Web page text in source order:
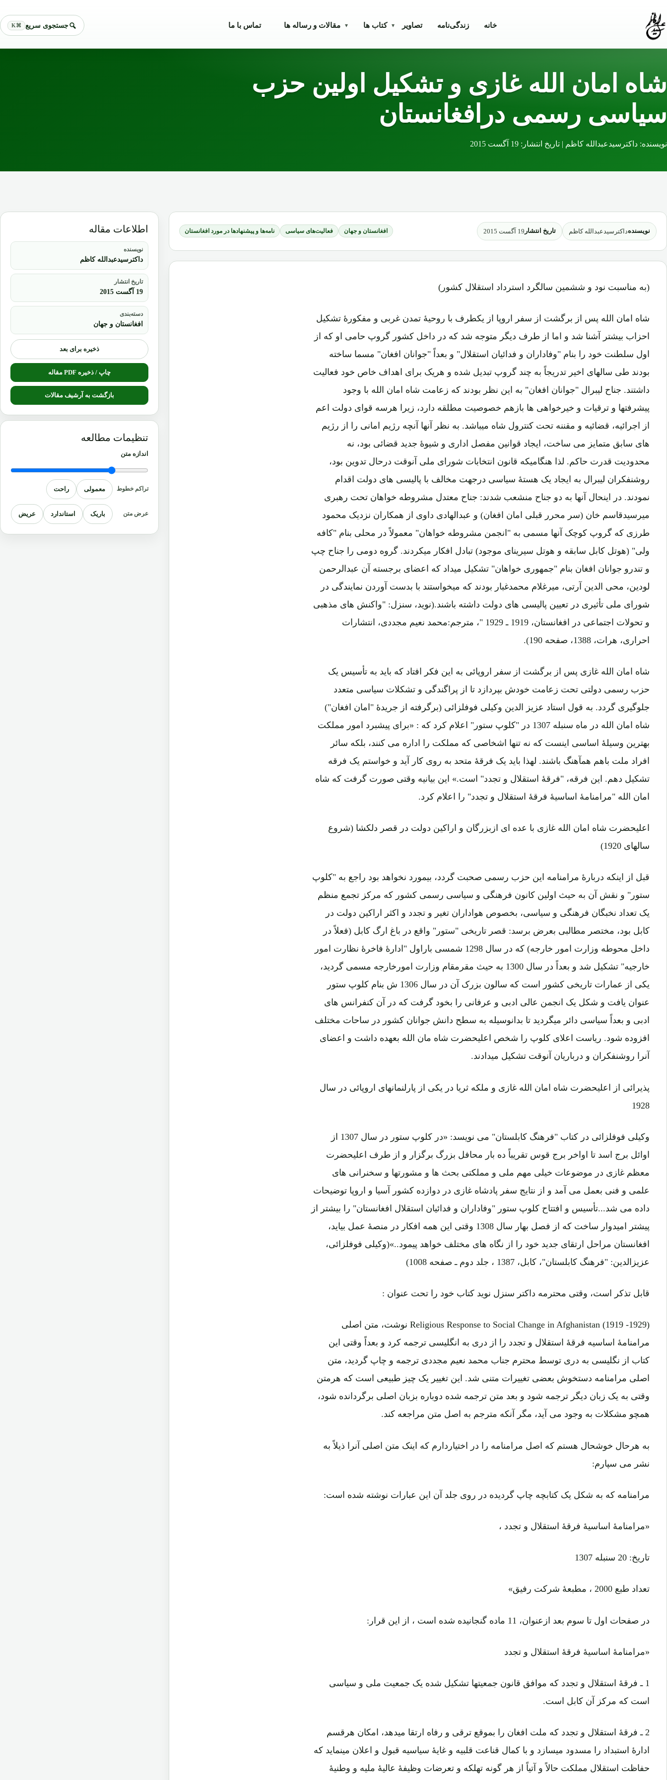
خانه زندگی‌نامه تصاویر کتاب ها ▾ مقالات و رساله ها ▾ تماس با ما جستجوی سریع ⌘K
شاه امان الله غازی و تشکیل اولین حزب
سیاسی رسمی درافغانستان
نویسنده: داکترسیدعبدالله کاظم | تاریخ انتشار: 19 آگست 2015
نویسندهداکترسیدعبدالله کاظم تاریخ انتشار 19 آگست 2015 افغانستان و جهان فعالیت‌های سیاسی نامه‌ها و پیشنهادها در مورد افغانستان
(به مناسبت نود و ششمین سالگرد استرداد استقلال کشور)
شاه امان الله پس از برگشت از سفر اروپا از یکطرف با روحیۀ تمدن غربی و مفکورۀ تشکیل
احزاب بیشتر آشنا شد و اما از طرف دیگر متوجه شد که در داخل کشور گروپ حامی او که از
اول سلطنت خود را بنام "وفاداران و فدائیان استقلال" و بعداً "جوانان افغان" مسما ساخته
بودند طی سالهای اخیر تدریجاً به چند گروپ تبدیل شده و هریک برای اهداف خاص خود فعالیت
داشتند. جناح لیبرال "جوانان افغان" به این نظر بودند که زعامت شاه امان الله با وجود
پیشرفتها و ترقیات و خیرخواهی ها بازهم خصوصیت مطلقه دارد، زیرا هرسه قوای دولت اعم
از اجرائیه، قضائیه و مقننه تحت کنترول شاه میباشد. به نظر آنها آنچه رژیم امانی را از رژیم
های سابق متمایز می ساخت، ایجاد قوانین مفصل اداری و شیوۀ جدید قضائی بود، نه
محدودیت قدرت حاکم. لذا هنگامیکه قانون انتخابات شورای ملی آنوقت درحال تدوین بود،
روشنفکران لیبرال به ایجاد یک هستۀ سیاسی درجهت مخالف با پالیسی های دولت اقدام
نمودند. در اینحال آنها به دو جناح منشعب شدند: جناح معتدل مشروطه خواهان تحت رهبری
میرسیدقاسم خان (سر محرر قبلی امان افغان) و عبدالهادی داوی از همکاران نزدیک محمود
طرزی که گروپ کوچک آنها مسمی به "انجمن مشروطه خواهان" معمولاً در محلی بنام "کافه
ولی" (هوتل کابل سابقه و هوتل سیرینای موجود) تبادل افکار میکردند. گروه دومی را جناح چپ
و تندرو جوانان افغان بنام "جمهوری خواهان" تشکیل میداد که اعضای برجسته آن عبدالرحمن
لودین، محی الدین آرتی، میرغلام محمدغبار بودند که میخواستند با بدست آوردن نمایندگی در
شورای ملی تأثیری در تعیین پالیسی های دولت داشته باشند.(نوید، سنزل: "واکنش های مذهبی
و تحولات اجتماعی در افغانستان، 1919 ـ 1929 "، مترجم:محمد نعیم مجددی، انتشارات
احراری، هرات، 1388، صفحه 190).
شاه امان الله غازی پس از برگشت از سفر اروپائی به این فکر افتاد که باید به تأسیس یک
حزب رسمی دولتی تحت زعامت خودش بپردازد تا از پراگندگی و تشکلات سیاسی متعدد
جلوگیری گردد. به قول استاد عزیز الدین وکیلی فوفلزائی (برگرفته از جریدۀ "امان افغان")
شاه امان الله در ماه سنبله 1307 در "کلوپ ستور" اعلام کرد که : «برای پیشبرد امور مملکت
بهترین وسیلۀ اساسی اینست که نه تنها اشخاصی که مملکت را اداره می کنند، بلکه سائر
افراد ملت باهم همآهنگ باشند. لهذا باید یک فرقۀ متحد به روی کار آید و خواستم یک فرقه
تشکیل دهم. این فرقه، "فرقۀ استقلال و تجدد" است.» این بیانیه وقتی صورت گرفت که شاه
امان الله "مرامنامۀ اساسیۀ فرقۀ استقلال و تجدد" را اعلام کرد.
اعلیحضرت شاه امان الله غازی با عده ای ازبزرگان و اراکین دولت در قصر دلکشا (شروع
سالهای 1920)
قبل از اینکه دربارۀ مرامنامه این حزب رسمی صحبت گردد، بیمورد نخواهد بود راجع به "کلوپ
ستور" و نقش آن به حیث اولین کانون فرهنگی و سیاسی رسمی کشور که مرکز تجمع منظم
یک تعداد نخبگان فرهنگی و سیاسی، بخصوص هواداران تغیر و تجدد و اکثر اراکین دولت در
کابل بود، مختصر مطالبی بعرض برسد: قصر تاریخی "ستور" واقع در باغ ارگ کابل (فعلاً در
داخل محوطه وزارت امور خارجه) که در سال 1298 شمسی باراول "ادارۀ فاخرۀ نظارت امور
خارجیه" تشکیل شد و بعداً در سال 1300 به حیث مقرمقام وزارت امورخارجه مسمی گردید،
یکی از عمارات تاریخی کشور است که سالون بزرک آن در سال 1306 ش بنام کلوپ ستور
عنوان یافت و شکل یک انجمن عالی ادبی و عرفانی را بخود گرفت که در آن کنفرانس های
ادبی و بعداً سیاسی دائر میگردید تا بدانوسیله به سطح دانش جوانان کشور در ساحات مختلف
افزوده شود. ریاست اعلای کلوپ را شخص اعلیحضرت شاه مان الله بعهده داشت و اعضای
آنرا روشنفکران و درباریان آنوقت تشکیل میدادند.
پذیرائی از اعلیحضرت شاه امان الله غازی و ملکه ثریا در یکی از پارلنمانهای اروپائی در سال
1928
وکیلی فوفلزائی در کتاب "فرهنگ کابلستان" می نویسد: «در کلوپ ستور در سال 1307 از
اوائل برج اسد تا اواخر برج قوس تقریباً ده بار محافل بزرگ برگزار و از طرف اعلیحضرت
معظم غازی در موضوعات خیلی مهم ملی و مملکتی بحث ها و مشورتها و سخنرانی های
علمی و فنی بعمل می آمد و از نتایج سفر پادشاه غازی در دوازده کشور آسیا و اروپا توضیحات
داده می شد...تأسیس و افتتاح کلوپ ستور "وفاداران و فدائیان استقلال افغانستان" را بیشتر از
پیشتر امیدوار ساخت که از فصل بهار سال 1308 وقتی این همه افکار در منصۀ عمل بیاید،
افغانستان مراحل ارتقای جدید خود را از نگاه های مختلف خواهد پیمود..»(وکیلی فوفلزائی،
عزیزالدین: "فرهنگ کابلستان"، کابل، 1387 ، جلد دوم ـ صفحه 1008)
قابل تذکر است، وقتی محترمه داکتر سنزل نوید کتاب خود را تحت عنوان :
Religious Response to Social Change in Afghanistan (1919 -1929) نوشت، متن اصلی
مرامنامۀ اساسیه فرقۀ استقلال و تجدد را از دری به انگلیسی ترجمه کرد و بعداً وقتی این
کتاب از نگلیسی به دری توسط محترم جناب محمد نعیم مجددی ترجمه و چاپ گردید، متن
اصلی مرامنامه دستخوش بعضی تغییرات متنی شد. این تغییر یک چیز طبیعی است که هرمتن
وقتی به یک زبان دیگر ترجمه شود و بعد متن ترجمه شده دوباره بزبان اصلی برگردانده شود،
همچو مشکلات به وجود می آید، مگر آنکه مترجم به اصل متن مراجعه کند.
به هرحال خوشحال هستم که اصل مرامنامه را در اختیاردارم که اینک متن اصلی آنرا ذیلاً به
نشر می سپارم:
مرامنامه که به شکل یک کتابچه چاپ گردیده در روی جلد آن این عبارات نوشته شده است:
«مرامنامۀ اساسیۀ فرقۀ استقلال و تجدد ،
تاریخ: 20 سنبله 1307
تعداد طبع 2000 ، مطبعۀ شرکت رفیق»
در صفحات اول تا سوم بعد ازعنوان، 11 ماده گنجانیده شده است ، از این قرار:
«مرامنامۀ اساسیۀ فرقۀ استقلال و تجدد
1 ـ فرقۀ استقلال و تجدد که موافق قانون جمعیتها تشکیل شده یک جمعیت ملی و سیاسی
است که مرکز آن کابل است.
2 ـ فرقۀ استقلال و تجدد که ملت افغان را بموقع ترقی و رفاه ارتقا میدهد، امکان هرقسم
ادارۀ استبداد را مسدود میسازد و با کمال قناعت قلبیه و غایۀ سیاسیه قبول و اعلان مینماید که
حفاظت استقلال مملکت حالاً و آتیاً از هر گونه تهلکه و تعرضات وظیفۀ عالیۀ ملیه و وطنیۀ
اطلاعات مقاله
نویسنده
داکترسیدعبدالله کاظم
تاریخ انتشار
19 آگست 2015
دسته‌بندی
افغانستان و جهان
ذخیره برای بعد
چاپ / ذخیره PDF مقاله
بازگشت به آرشیف مقالات
تنظیمات مطالعه
اندازه متن
تراکم خطوط معمولی راحت
عرض متن باریک استاندارد عریض